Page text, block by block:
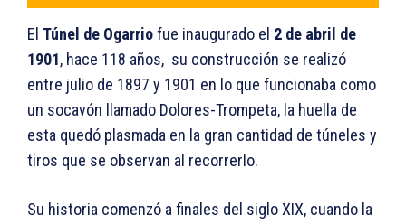
El Túnel de Ogarriofue inaugurado el 2 de abril de
1901, hace 118 años, su construcción se realizó
entre julio de 1897 y 1901 en lo que funcionaba como
un socavón llamado Dolores-Trompeta, la huella de
esta quedó plasmada en la gran cantidad de túneles y
tiros que se observan al recorrerlo.
Su historia comenzó a finales del siglo XIX, cuando la